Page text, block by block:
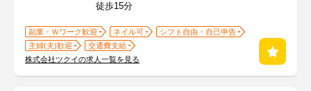
徒歩15分
副業・Ｗワーク歓迎 ネイル可
シフト自由・自己申告
主婦(夫)歓迎
交通費支給
株式会社ツクイの求人一覧を見る